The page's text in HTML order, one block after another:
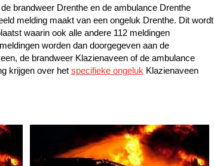
brandweer Drenthe en de ambulance Drenthe
melding maakt van een ongeluk Drenthe. Dit wordt
waarin ook alle andere 112 meldingen
worden dan doorgegeven aan de
de brandweer Klazienaveen of de ambulance
krijgen over het specifieke ongeluk Klazienaveen